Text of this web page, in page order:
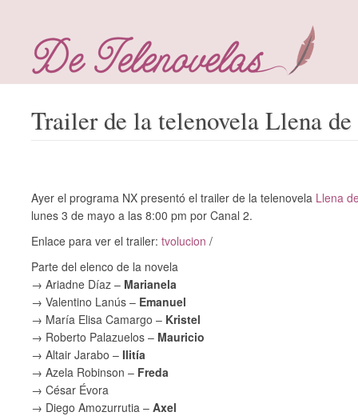
Trailer de la telenovela Llena
Ayer el programa NX presentó el trailer de la telenovela Llena
lunes 3 de mayo a las 8:00 pm por Canal 2.
Enlace para ver el trailer:tvolucion /
Parte del elenco de la novela
→ Ariadne Díaz – Marianela
→ Valentino Lanús – Emanuel
→ María Elisa Camargo – Kristel
→ Roberto Palazuelos – Mauricio
→ Altair Jarabo – Ilitía
→ Azela Robinson – Freda
→ César Évora
→ Diego Amozurrutia –Axel